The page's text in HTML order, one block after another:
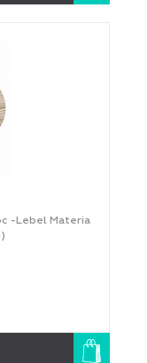
-Lebel Materia